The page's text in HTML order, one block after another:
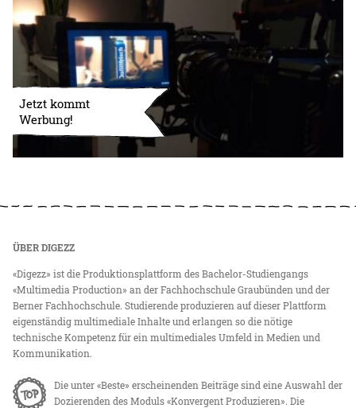
Jetzt kommt
Werbung!
ÜBER DIGEZZ
«Digezz» ist die Produktionsplattform des Bachelor-Studiengangs
«Multimedia Production» an der Fachhochschule Graubünden und der
Berner Fachhochschule. Studierende produzieren auf dieser Plattform
eigenständig multimediale Inhalte und erlangen so die nötige
technische Kompetenz für ein multimediales Umfeld in Medien und
Kommunikation.
Die unter «Beste» erscheinenden Beiträge sind eine Auswahl der
Dozierenden des Moduls «Konvergent Produzieren». Die